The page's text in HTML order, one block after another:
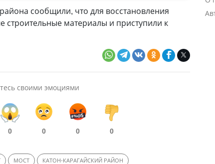
сообщили, что для восстановления
строительные материалы и приступили к
своими эмоциями
0 0 0 0
МОСТ КАТОН-КАРАГАЙСКИЙ РАЙОН